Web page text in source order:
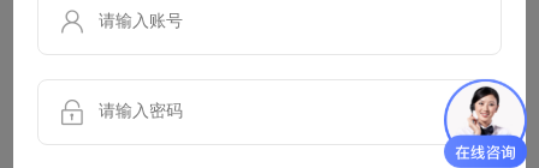
收付汇合规咨询
离/在岸银行账户开立、
出口退税风险识别与防范
智能退税申报工具与数据分